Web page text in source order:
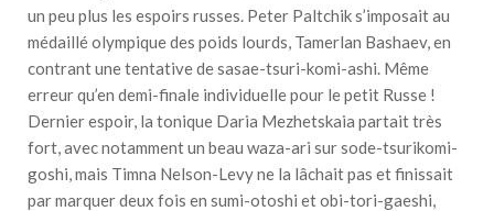
un peu plus les espoirs russes. Peter Paltchik s’imposait au
médaillé olympique des poids lourds, Tamerlan Bashaev, en
contrant une tentative de sasae-tsuri-komi-ashi. Même
erreur qu’en demi-finale individuelle pour le petit Russe !
Dernier espoir, la tonique Daria Mezhetskaia partait très
fort, avec notamment un beau waza-ari sur sode-tsurikomi-
goshi, mais Timna Nelson-Levy ne la lâchait pas et finissait
par marquer deux fois en sumi-otoshi et obi-tori-gaeshi,